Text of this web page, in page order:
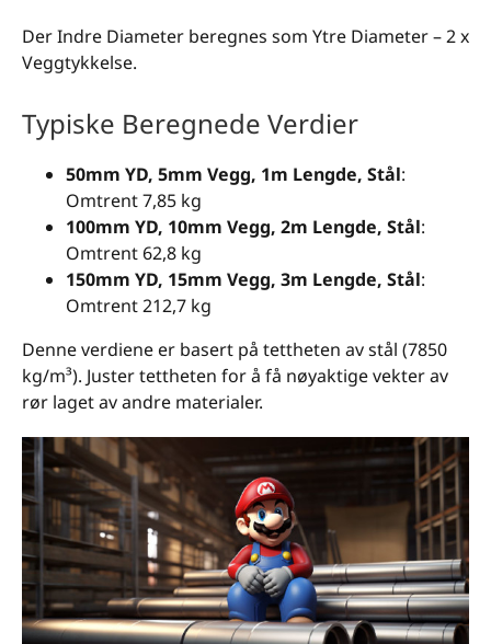
Der Indre Diameter beregnes som Ytre Diameter – 2 x
Veggtykkelse.
Typiske Beregnede Verdier
50mm YD, 5mm Vegg, 1m Lengde, Stål:
Omtrent 7,85 kg
100mm YD, 10mm Vegg, 2m Lengde, Stål:
Omtrent 62,8 kg
150mm YD, 15mm Vegg, 3m Lengde, Stål:
Omtrent 212,7 kg
Denne verdiene er basert på tettheten av stål (7850
kg/m³). Juster tettheten for å få nøyaktige vekter av
rør laget av andre materialer.